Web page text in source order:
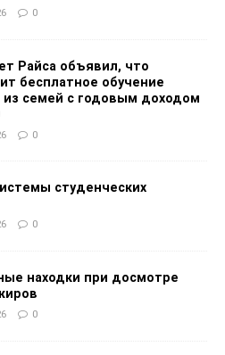
0
Райса объявил, что
бесплатное обучение
из семей с годовым доходом
0
студенческих
0
находки при досмотре
0